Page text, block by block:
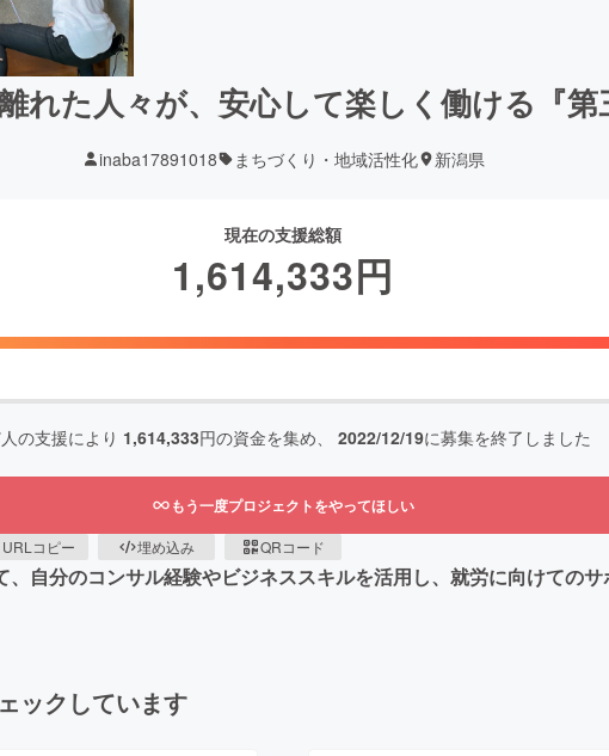
れた人々が、安心して楽しく働ける『
inaba17891018 まちづくり・地域活性化 新潟県
現在の支援総額
1,614,333円
人の支援により 1,614,333円の資金を集め、 2022/12/19に募集を終了しました
もう一度プロジェクトをやってほしい
URLコピー 埋め込み QRコード
自分のコンサル経験やビジネススキルを活用し、就労に向けての
ックしています